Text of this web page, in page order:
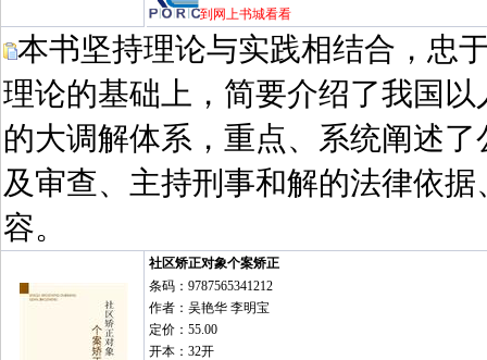
到网上书城看看
本书坚持理论与实践相结合，忠
理论的基础上，简要介绍了我国
的大调解体系，重点、系统阐述
及审查、主持刑事和解的法律依
容。
社区矫正对象个案矫正
条码：9787565341212
作者：吴艳华 李明宝
定价：55.00
开本：32开